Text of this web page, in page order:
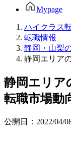
Mypage
ハイクラス
転職情報
静岡・山梨
静岡エリア
静岡エリア
転職市場動
公開日： 2022/04/